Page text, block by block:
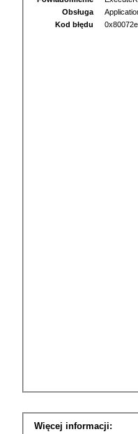
Obsługa
Kod błędu
Więcej informacji: